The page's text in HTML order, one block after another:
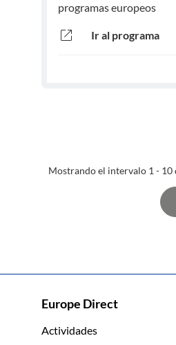
programas europeos
open_in_new Ir al programa
Mostrando el intervalo 1 - 10
Europe Direct
Actividades